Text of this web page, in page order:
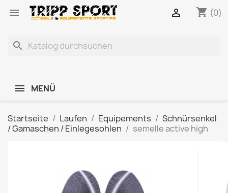
 shopping_cart (0)

search
MENÜ
Startseite Laufen Equipements
Schnürsenkel
/ Gamaschen / Einlegesohlen
semelle active high